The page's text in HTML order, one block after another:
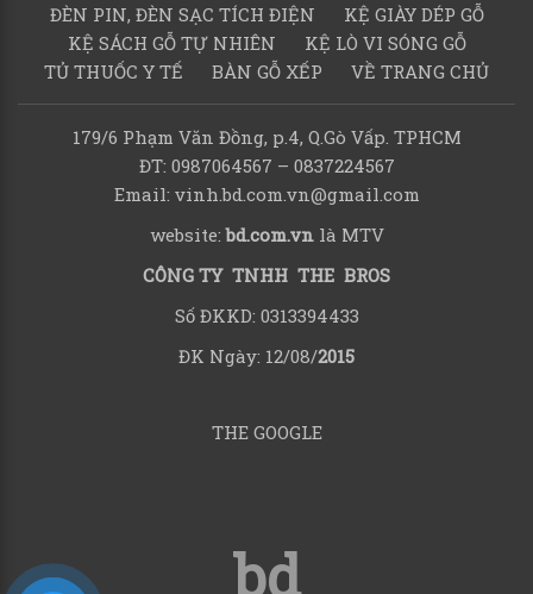
ĐÈN PIN, ĐÈN SẠC TÍCH ĐIỆN
KỆ GIÀY DÉP GỖ
KỆ SÁCH GỖ TỰ NHIÊN
KỆ LÒ VI SÓNG GỖ
TỦ THUỐC Y TẾ
BÀN GỖ XẾP VỀ TRANG CHỦ
179/6 Phạm Văn Đồng, p.4, Q.Gò Vấp. TPHCM
ĐT: 0987064567 – 0837224567
Email: vinh.bd.com.vn@gmail.com
website:bd.com.vnlà MTV
CÔNG TY TNHH THE BROS
Số ĐKKD: 0313394433
ĐK Ngày: 12/08/2015
THE GOOGLE
bd